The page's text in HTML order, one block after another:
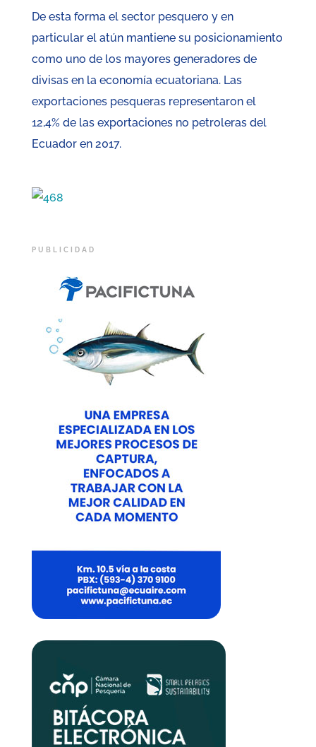
De esta forma el sector pesquero y en
particular el atún mantiene su posicionamiento
como uno de los mayores generadores de
divisas en la economía ecuatoriana. Las
exportaciones pesqueras representaron el
12,4% de las exportaciones no petroleras del
Ecuador en 2017.